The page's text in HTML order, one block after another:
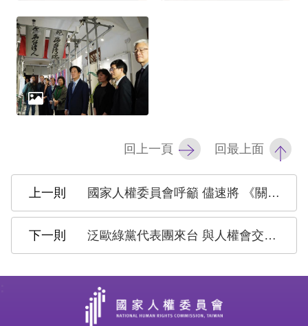
網
站
安
全
私
回上一頁 回最上面
國家人權委員會呼籲 儘速將 《關於買賣兒童、兒童賣淫和兒童色情問題之兒童權利公約任擇議定書》國內法化 杜絕兒少性剝削 接軌國際人權
泛歐綠黨代表團來台 與人權會交流人權議題